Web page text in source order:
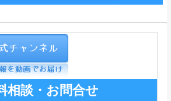
相談・お問合せ